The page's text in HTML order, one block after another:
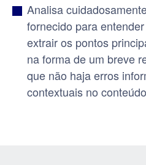
Analisa
fornecido para
extrair os pontos
na forma de um breve
que não haja erros
contextuais no